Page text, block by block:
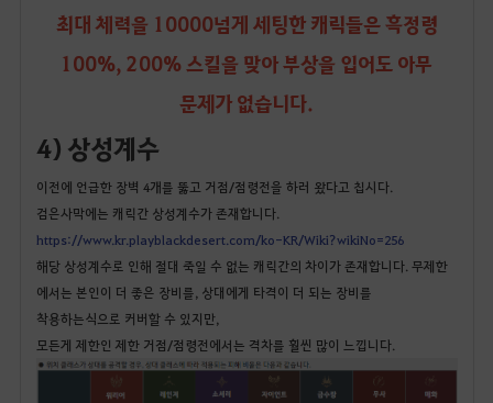
최대 체력을 10000넘게 세팅한 캐릭들은 흑정령
100%, 200% 스킬을 맞아 부상을 입어도 아무
문제가 없습니다.
4) 상성계수
이전에 언급한 장벽 4개를 뚫고 거점/점령전을 하러 왔다고 칩시다.
검은사막에는 캐릭간 상성계수가 존재합니다.
https://www.kr.playblackdesert.com/ko-KR/Wiki?wikiNo=256
해당 상성계수로 인해 절대 죽일 수 없는 캐릭간의 차이가 존재합니다. 무제한
에서는 본인이 더 좋은 장비를, 상대에게 타격이 더 되는 장비를
착용하는식으로 커버할 수 있지만,
모든게 제한인 제한 거점/점령전에서는 격차를 훨씬 많이 느낍니다.